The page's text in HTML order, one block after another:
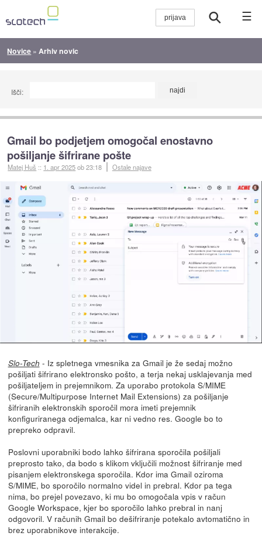
☰
Novice » Arhiv novic
Išči:
Gmail bo podjetjem omogočal enostavno
pošiljanje šifrirane pošte
Matej Huš :: 1. apr 2025ob 23:18 Ostale najave
Slo-Tech - Iz spletnega vmesnika za Gmail je že sedaj možno
pošiljati šifrirano elektronsko pošto, a terja nekaj usklajevanja med
pošiljateljem in prejemnikom. Za uporabo protokola S/MIME
(Secure/Multipurpose Internet Mail Extensions) za pošiljanje
šifriranih elektronskih sporočil mora imeti prejemnik
konfiguriranega odjemalca, kar ni vedno res. Google bo to
prepreko odpravil.
Poslovni uporabniki bodo lahko šifrirana sporočila pošiljali
preprosto tako, da bodo s klikom vključili možnost šifriranje med
pisanjem elektronskega sporočila. Kdor ima Gmail oziroma
S/MIME, bo sporočilo normalno videl in prebral. Kdor pa tega
nima, bo prejel povezavo, ki mu bo omogočala vpis v račun
Google Workspace, kjer bo sporočilo lahko prebral in nanj
odgovoril. V računih Gmail bo dešifriranje potekalo avtomatično in
brez uporabnikove interakcije.